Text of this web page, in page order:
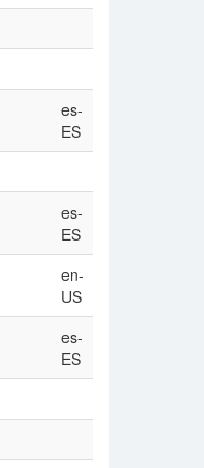
es-
ES
es-
ES
en-
US
es-
ES